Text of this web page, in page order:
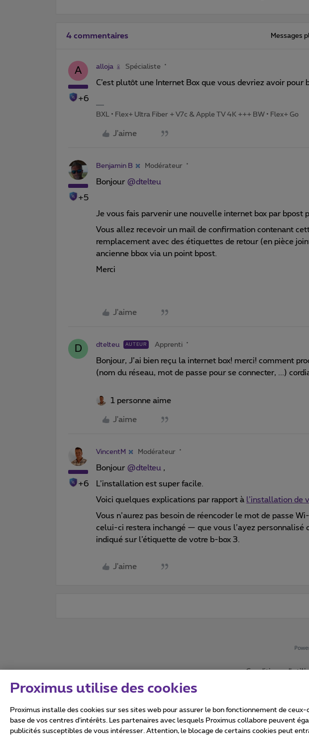
4 commentaires Messages
A
+6
alloja Spécialiste
C’est plutôt une Internet Box que vous devriez avoir pour
BXL • Flex+ Ultra Fiber + V7c & Apple TV 4K +++ BW • Flex+ Go
J'aime
+5
Benjamin B Modérateur
Bonjour ​ @dtelteu
Je vous fais parvenir une nouvelle internet box par bpost
Vous allez recevoir un mail de confirmation contenant
remplacement avec des étiquettes de retour (en pièce
ancienne bbox via un point bpost.
Merci
J'aime
D dtelteu AUTEUR Apprenti
Bonjour, J’ai bien reçu la internet box! merci! comment
(nom du réseau, mot de passe pour se connecter, ...)
1 personne aime
J'aime
+6
VincentM Modérateur
Bonjour ​ @dtelteu ,
L’installation est super facile.
Voici quelques explications par rapport à l’installation de
Vous n’aurez pas besoin de réencoder le mot de passe
celui-ci restera inchangé — que vous l’ayez personnalisé
indiqué sur l’étiquette de votre b-box 3.
J'aime
Conditions
Tous droits réservés. ©2026Proximus
Proximus utilise des cookies
Proximus installe des cookies sur ses sites web pour assurer le bon fonctionnement de
base de vos centres d’intérêts. Les partenaires avec lesquels Proximus collabore peuvent
publicités susceptibles de vous intéresser. Attention, le blocage de certains cookies peut